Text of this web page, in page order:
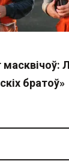
масквічоў:
братоў»